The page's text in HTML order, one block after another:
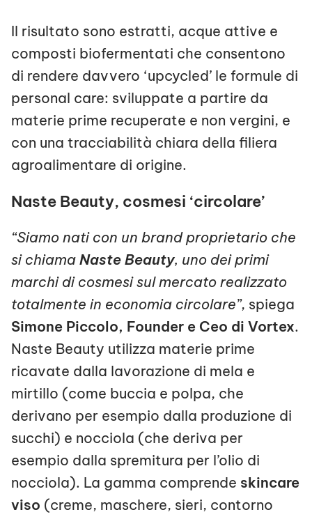
Il risultato sono estratti, acque attive e
composti biofermentati che consentono
di rendere davvero ‘upcycled’ le formule di
personal care: sviluppate a partire da
materie prime recuperate e non vergini, e
con una tracciabilità chiara della filiera
agroalimentare di origine.
Naste Beauty, cosmesi ‘circolare’
“Siamo nati con un brand proprietario che
si chiama Naste Beauty, uno dei primi
marchi di cosmesi sul mercato realizzato
totalmente in economia circolare”, spiega
Simone Piccolo, Founder e Ceo di Vortex.
Naste Beauty utilizza materie prime
ricavate dalla lavorazione di mela e
mirtillo (come buccia e polpa, che
derivano per esempio dalla produzione di
succhi) e nocciola (che deriva per
esempio dalla spremitura per l’olio di
nocciola). La gamma comprende skincare
viso (creme, maschere, sieri, contorno